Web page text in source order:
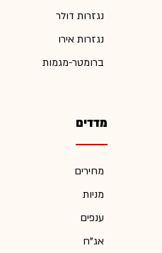
נגזרות דולר
נגזרות אירו
ברומטר-מגמות
מדדים
מחירים
מניות
ענפים
אג"ח